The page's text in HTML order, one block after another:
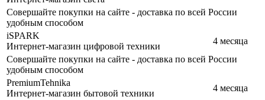
Совершайте покупки на сайте - доставка по всей России
удобным способом
iSPARK
Интернет-магазин цифровой техники
4 месяца
Совершайте покупки на сайте - доставка по всей России
удобным способом
PremiumTehnika
Интернет-магазин бытовой техники
4 месяца